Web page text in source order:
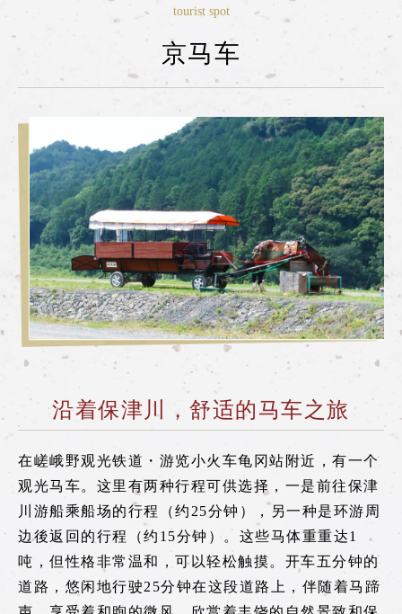
关于嵯峨野游览小火车
什么是嵯峨野游览小火车
旅游介绍
常见问题
公告
station information
各车站资讯
各车站信息专区
游览小火车嵯峨站
游览小火车岚山站
游览小火车龟冈站
tourist attractions
周边观光景点
周边观光景点列表
tourist spot
京马车
沿着保津川，舒适的马车之旅
在嵯峨野观光铁道・游览小火车龟冈站附近，有一个
观光马车。这里有两种行程可供选择，一是前往保津
川游船乘船场的行程（约25分钟），另一种是环游周
边後返回的行程（约15分钟）。这些马体重重达1
吨，但性格非常温和，可以轻松触摸。开车五分钟的
道路，悠闲地行驶25分钟在这段道路上，伴随着马蹄